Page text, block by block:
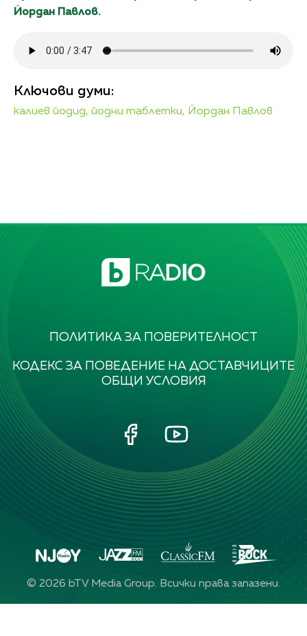
Йордан Павлов.
Ключови думи:
калиев йодид, йодни таблетки, Йордан Павлов
ПОЛИТИКА ЗА ПОВЕРИТЕЛНОСТ
КОДЕКС ЗА ПОВЕДЕНИЕ НА ДОСТАВЧИЦИТЕ
ОБЩИ УСЛОВИЯ
© 2026 bTV Media Group. Всички права запазени.